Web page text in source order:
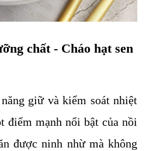
chất - Cháo hạt sen
giữ và kiểm soát nhiệt
điểm mạnh nổi bật của nồi
được ninh nhừ mà không